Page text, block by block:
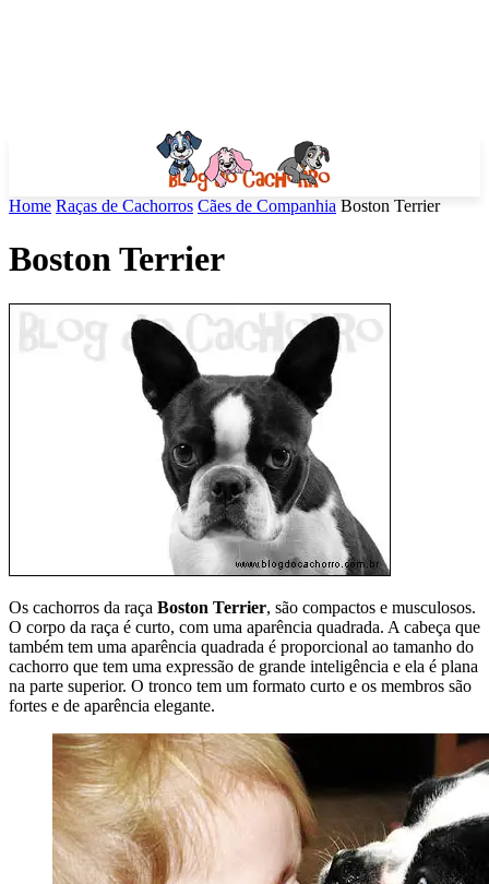
Home Raças de Cachorros Cães de Companhia Boston Terrier
Boston Terrier
Os cachorros da raça Boston Terrier, são compactos e musculosos.
O corpo da raça é curto, com uma aparência quadrada. A cabeça que
também tem uma aparência quadrada é proporcional ao tamanho do
cachorro que tem uma expressão de grande inteligência e ela é plana
na parte superior. O tronco tem um formato curto e os membros são
fortes e de aparência elegante.